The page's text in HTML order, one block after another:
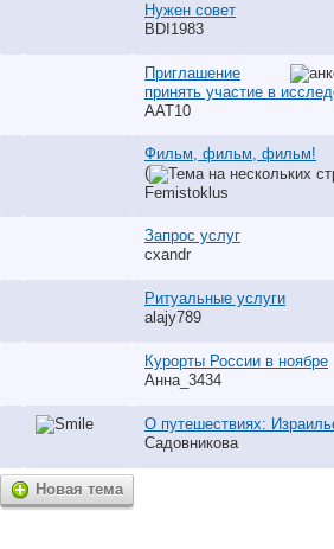
Нужен совет
BDI1983
Приглашение
принять участие в
AAT10
Фильм, фильм, фильм!
(
Femistoklus
Запрос услуг
cxandr
Ритуальные услуги
alajy789
Курорты России в ноябре
Анна_3434
О путешествиях:
Садовникова
Новая тема